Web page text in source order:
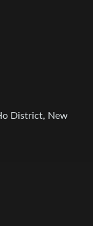
District, New